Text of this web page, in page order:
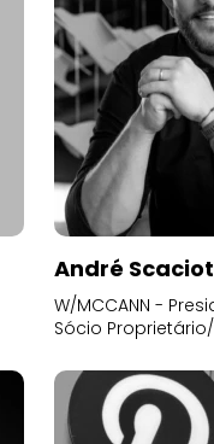
André
W/MCCANN -
Sócio